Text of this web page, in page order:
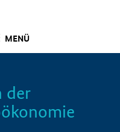
MENÜ
der